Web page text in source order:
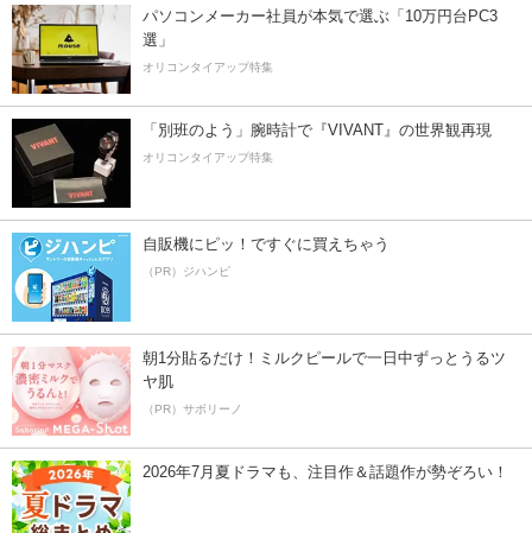
パソコンメーカー社員が本気で選ぶ「10万円台PC3
選」
オリコンタイアップ特集
「別班のよう」腕時計で『VIVANT』の世界観再現
オリコンタイアップ特集
自販機にピッ！ですぐに買えちゃう
（PR）ジハンピ
朝1分貼るだけ！ミルクピールで一日中ずっとうるツ
ヤ肌
（PR）サボリーノ
2026年7月夏ドラマも、注目作＆話題作が勢ぞろい！